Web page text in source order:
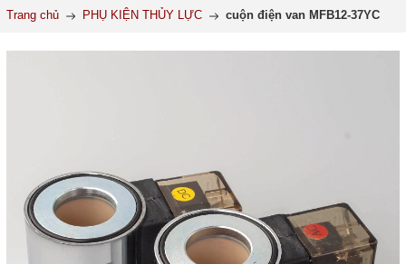
Trang chủ PHỤ KIỆN THỦY LỰC cuộn điện van MFB12-37YC